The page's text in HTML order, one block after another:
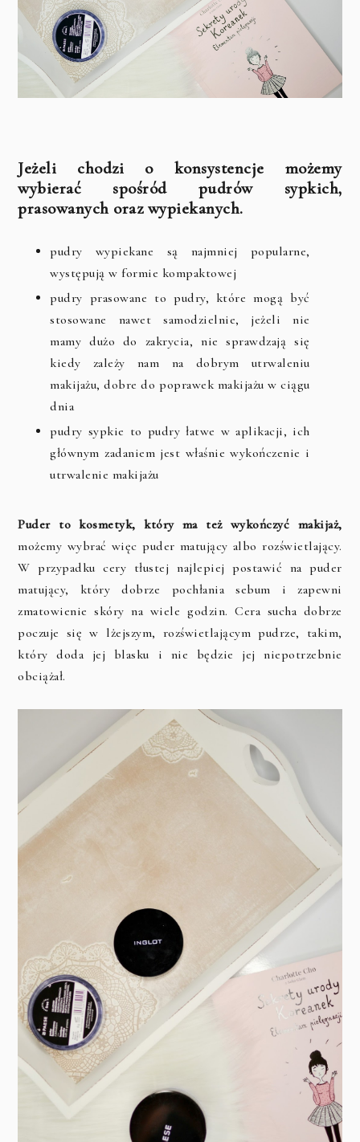
Jeżeli chodzi o konsystencje możemy
wybierać spośród pudrów sypkich,
prasowanych oraz wypiekanych.
pudry wypiekane są najmniej popularne,
występują w formie kompaktowej
pudry prasowane to pudry, które mogą być
stosowane nawet samodzielnie, jeżeli nie
mamy dużo do zakrycia, nie sprawdzają się
kiedy zależy nam na dobrym utrwaleniu
makijażu, dobre do poprawek makijażu w ciągu
dnia
pudry sypkie to pudry łatwe w aplikacji, ich
głównym zadaniem jest właśnie wykończenie i
utrwalenie makijażu
Puder to kosmetyk, który ma też wykończyć makijaż,
możemy wybrać więc puder matujący albo rozświetlający.
W przypadku cery tłustej najlepiej postawić na puder
matujący, który dobrze pochłania sebum i zapewni
zmatowienie skóry na wiele godzin. Cera sucha dobrze
poczuje się w lżejszym, rozświetlającym pudrze, takim,
który doda jej blasku i nie będzie jej niepotrzebnie
obciążał.